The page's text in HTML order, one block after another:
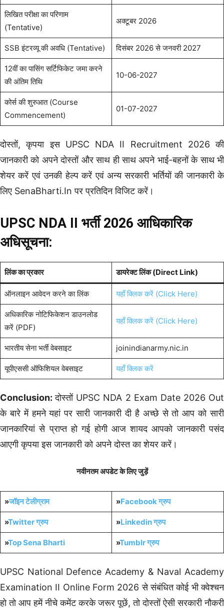
लिखित परीक्षा का परिणाम
(Tentative)
अक्टूबर 2026
SSB इंटरव्यू की अवधि (Tentative) दिसंबर 2026 से जनवरी 2027
12वीं का पासिंग सर्टिफिकेट जमा करने
की अंतिम तिथि
10-06-2027
कोर्स की शुरुआत (Course
Commencement)
01-07-2027
दोस्तों, कृपया इस UPSC NDA II Recruitment 2026 की
जानकारी को अपने दोस्तों और साथ ही साथ अपने भाई-बहनों के साथ भी
शेयर करें एवं उनकी हेल्प करें एवं अन्य सरकारी भर्तियों की जानकारी के
लिए SenaBharti.In पर प्रतिदिन विजिट करें।
UPSC NDA II भर्ती 2026 आधिकारिक
अधिसूचना:
लिंक का प्रकार डायरेक्ट लिंक (Direct Link)
ऑनलाइन आवेदन करने का लिंक यहाँ क्लिक करें (Click Here)
अधिकारिक नोटिफिकेशन डाउनलोड
करें (PDF)
यहाँ क्लिक करें (Click Here)
भारतीय सेना भर्ती वेबसाइट joinindianarmy.nic.in
यूपीएससी ऑफिशियल वेबसाइट यहाँ क्लिक करें
Conclusion:दोस्तों UPSC NDA 2 Exam Date 2026 Out
के बारे में हमने यहां पर सारी जानकारी दी है अच्छे से तो आप को सारी
जानकारियां से प्राप्त हो गई होगी आज शायद आपको जानकारी पसंद
आएगी कृपया इस जानकारी को अपने दोस्त का शेयर करें।
नवीनतम अपडेट के लिए जुड़ें
»जॉइन टेलीग्राम »Facebook ग्रुप
»Twitter ग्रुप »Linkedin ग्रुप
»Top Sena Bharti »Tumblrग्रुप
UPSC National Defence Academy & Naval Academy
Examination II Online Form 2026 से संबंधित कोई भी क्वेश्चन
हो तो आप हमें नीचे कमेंट करके जरूर पूछें, तो दोस्तों ऐसी सरकारी नौकरी